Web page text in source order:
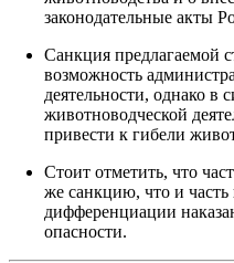
законодательные акты
Санкция предлагаемой
возможность
деятельности, однако в
животноводческой
привести к гибели
Стоит отметить, что
же санкцию, что и часть
дифференциации
опасности.